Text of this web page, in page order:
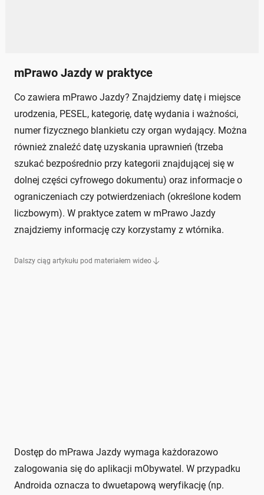
mPrawo Jazdy w praktyce
Co zawiera mPrawo Jazdy? Znajdziemy datę i miejsce
urodzenia, PESEL, kategorię, datę wydania i ważności,
numer fizycznego blankietu czy organ wydający. Można
również znaleźć datę uzyskania uprawnień (trzeba
szukać bezpośrednio przy kategorii znajdującej się w
dolnej części cyfrowego dokumentu) oraz informacje o
ograniczeniach czy potwierdzeniach (określone kodem
liczbowym). W praktyce zatem w mPrawo Jazdy
znajdziemy informację czy korzystamy z wtórnika.
Dalszy ciąg artykułu pod materiałem wideo
Dostęp do mPrawa Jazdy wymaga każdorazowo
zalogowania się do aplikacji mObywatel. W przypadku
Androida oznacza to dwuetapową weryfikację (np.